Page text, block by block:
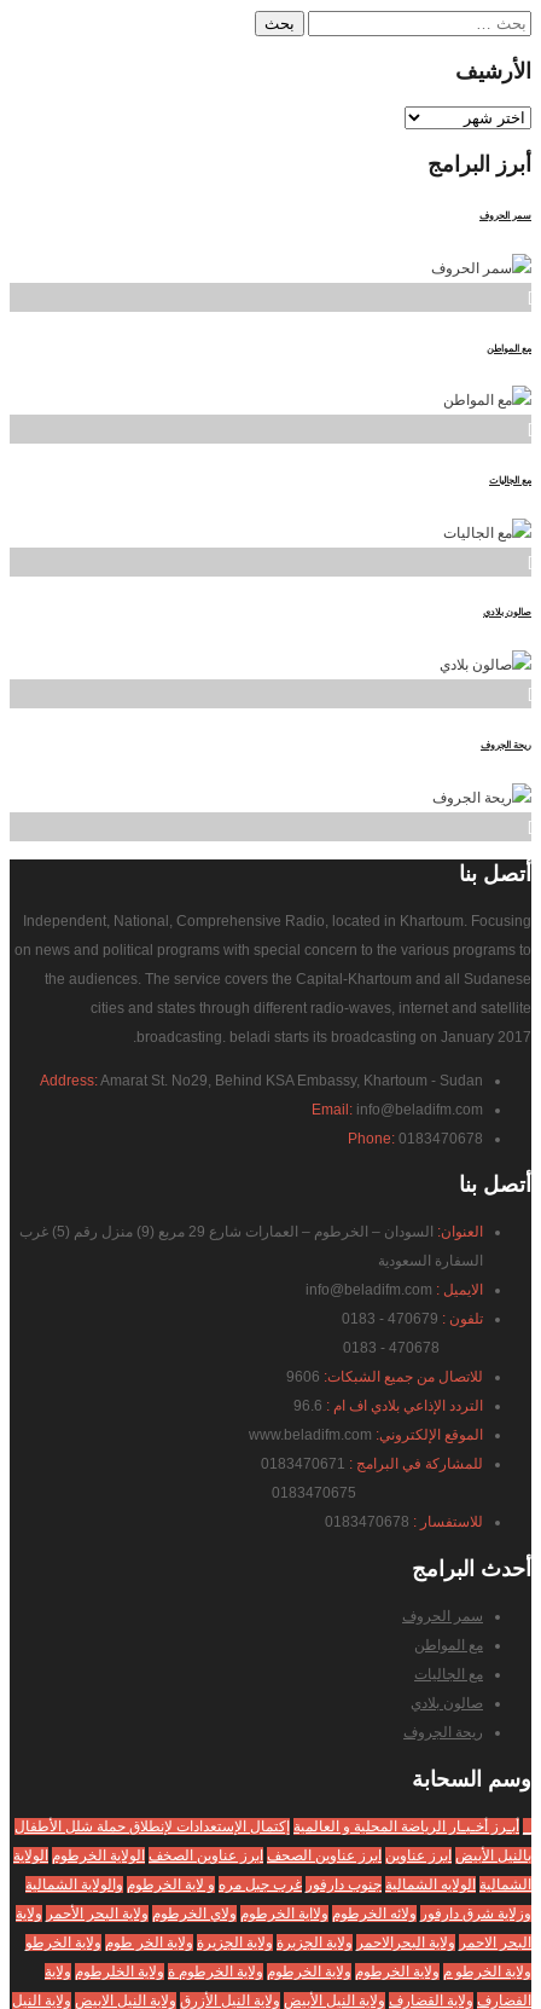
البحث
الأرشيف
الأرشيف
أبرز البرامج
سمر الحروف
]
مع المواطن
]
مع الجاليات
]
صالون بلادي
]
ريحة الجروف
]
أتصل بنا
Independent, National, Comprehensive Radio, located in Khartoum. Focusing
on news and political programs with special concern to the various programs to
the audiences. The service covers the Capital-Khartoum and all Sudanese
cities and states through different radio-waves, internet and satellite
broadcasting. beladi starts its broadcasting on January 2017.
Address:Amarat St. No29, Behind KSA Embassy, Khartoum - Sudan
Email: info@beladifm.com
Phone: 0183470678
أتصل بنا
العنوان:
السودان – الخرطوم – العمارات شارع 29 مربع (9) منزل رقم (5) غرب
السفارة السعودية
الايميل :
تلفون :
للاتصال من جميع الشبكات:
التردد الإذاعي بلادي اف ام :
الموقع الإلكتروني:
للمشاركة في البرامج :
للاستفسار :
أحدث البرامج
سمر الحروف
مع المواطن
مع الجاليات
صالون بلادي
ريحة الجروف
وسم السحابة
أبـرز أخـبـار الرياضة المحلية و العالمية إكتمال الإستعدادات لإنطلاق حملة شلل الأطفال
بالنيل الأبيض ابرز عناوين ابرز عناوين الصحف ابرز عناوين الصخف الولاية الخرطوم الولاية
الشمالية الولايه الشمالية جنوب دارفور غرب جبل مره و لاية الخرطوم والولاية الشمالية
وزلاية شرق دارفور ولائه الخرطوم ولااية الخرطوم ولاي الخرطوم ولاية البحر الأحمر ولاية
البحر الاحمر ولاية البحرالاحمر ولاية الجزبرة ولاية الجزيرة ولاية الخر طوم ولاية الخرطو
ولاية الخرطو م ولاية الخرطوم ولاية الخرطوم ولاية الخرطوم ة ولاية الخلرطوم ولاية
الفضارف ولاية القضارف ولاية النيل الأبيض ولاية النيل الأزرق ولاية النيل الابيض ولاية النيل